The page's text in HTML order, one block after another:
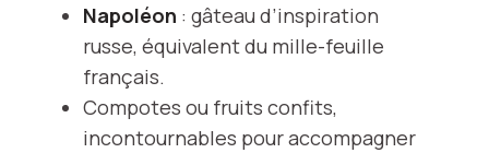
Napoléon : gâteau d’inspiration
russe, équivalent du mille-feuille
français.
Compotes ou fruits confits,
incontournables pour accompagner